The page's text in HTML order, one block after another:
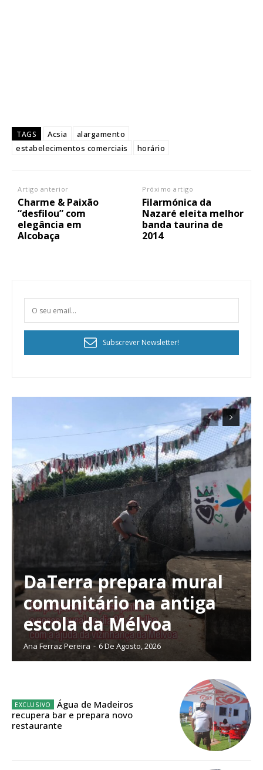
Planos de Assinatura
Faça-se assinante do Região de Cister e ajude-nos a manter este serviço
público!
Sendo assinante terá acesso a todos os conteúdos exclusivos e versões
TAGS Acsia
alargamento
estabelecimentos comerciais
horário
Artigo anterior
Charme & Paixão
“desfilou” com
elegância em
Alcobaça
Próximo artigo
Filarmónica da
Nazaré eleita melhor
banda taurina de
2014
Subscrever Newsletter!
DaTerra prepara mural
comunitário na antiga
escola da Mélvoa
Ana Ferraz Pereira - 6 De Agosto, 2026
Água de Madeiros
recupera bar e prepara novo
restaurante